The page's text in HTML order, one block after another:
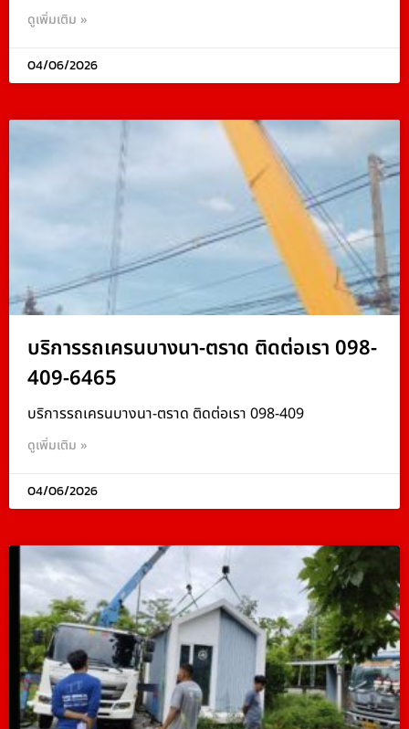
ดูเพิ่มเติม »
04/06/2026
บริการรถเครนบางนา-ตราด ติดต่อเรา 098-
409-6465
บริการรถเครนบางนา-ตราด ติดต่อเรา 098-409
ดูเพิ่มเติม »
04/06/2026